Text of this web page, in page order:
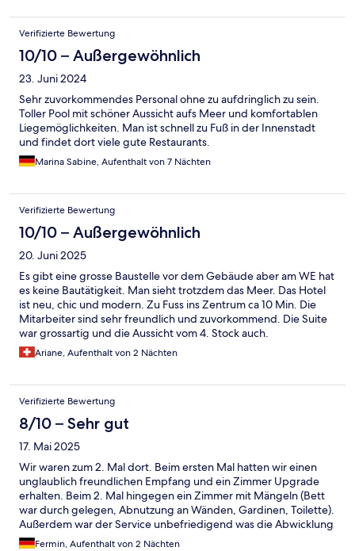
Verifizierte Bewertung
10/10 – Außergewöhnlich
23. Juni 2024
Sehr zuvorkommendes Personal ohne zu aufdringlich zu sein.
Toller Pool mit schöner Aussicht aufs Meer und komfortablen
Liegemöglichkeiten. Man ist schnell zu Fuß in der Innenstadt
und findet dort viele gute Restaurants.
Marina Sabine, Aufenthalt von 7 Nächten
Verifizierte Bewertung
10/10 – Außergewöhnlich
20. Juni 2025
Es gibt eine grosse Baustelle vor dem Gebäude aber am WE hat
es keine Bautätigkeit. Man sieht trotzdem das Meer. Das Hotel
ist neu, chic und modern. Zu Fuss ins Zentrum ca 10 Min. Die
Mitarbeiter sind sehr freundlich und zuvorkommend. Die Suite
war grossartig und die Aussicht vom 4. Stock auch.
Ariane, Aufenthalt von 2 Nächten
Verifizierte Bewertung
8/10 – Sehr gut
17. Mai 2025
Wir waren zum 2. Mal dort. Beim ersten Mal hatten wir einen
unglaublich freundlichen Empfang und ein Zimmer Upgrade
erhalten. Beim 2. Mal hingegen ein Zimmer mit Mängeln (Bett
war durch gelegen, Abnutzung an Wänden, Gardinen, Toilette).
Außerdem war der Service unbefriedigend was die Abwicklung
des Room Services anging.
Fermin, Aufenthalt von 2 Nächten